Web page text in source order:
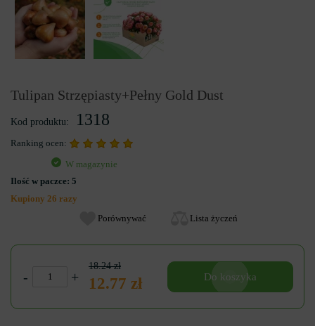
Tulipan Strzępiasty+Pełny Gold Dust
Kod produktu: 1318
Ranking ocen:
W magazynie
Ilość w paczce: 5
Kupiony 26 razy
Porównywać
Lista życzeń
- +
18.24 zł
12.77 zł Do koszyka